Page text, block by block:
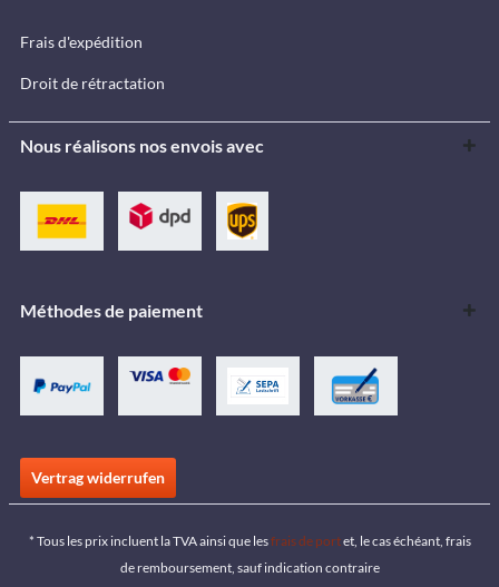
Frais d'expédition
Droit de rétractation
Nous réalisons nos envois avec
Méthodes de paiement
Vertrag widerrufen
* Tous les prix incluent la TVA ainsi que lesfrais de portet, le cas échéant, frais
de remboursement, sauf indication contraire